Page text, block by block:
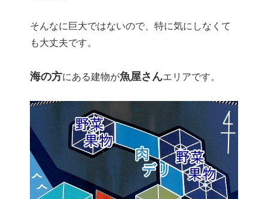
そんなに巨大ではないので、特に気にしなくて
も大丈夫です。
海の方にある建物が魚屋さんエリアです。